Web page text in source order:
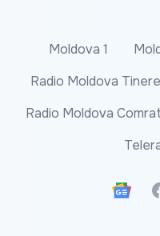
Moldova 1
Radio Moldova
Radio Moldova Comrat
Google